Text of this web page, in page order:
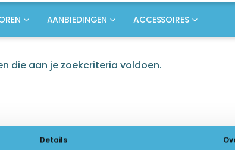
Details
AANBIEDINGEN ACCESSOIRES
die aan je zoekcriteria voldoen.